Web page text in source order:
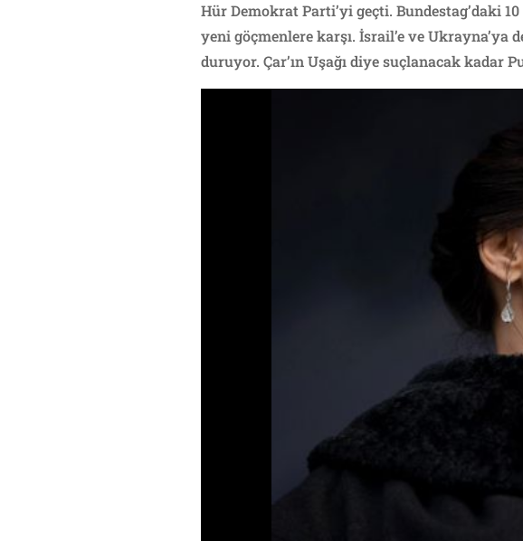
Hür Demokrat Parti’yi geçti. Bundestag’daki
yeni göçmenlere karşı. İsrail’e ve
duruyor. Çar’ın Uşağı diye suçlanacak kadar